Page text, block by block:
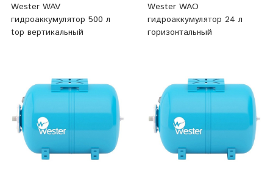
Wester WAV
гидроаккумулятор 500 л
top вертикальный
Wester WAO
гидроаккумулятор 24 л
горизонтальный